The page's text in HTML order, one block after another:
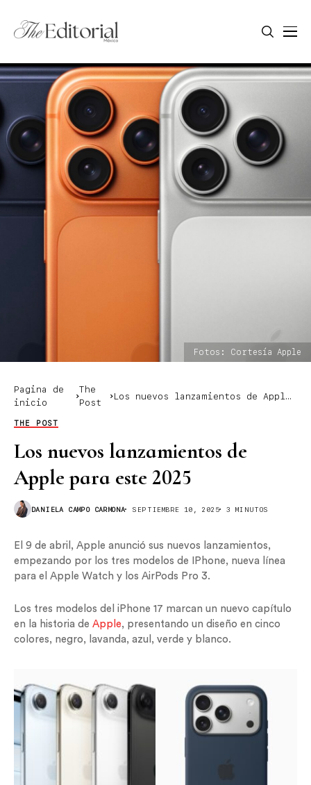
Fotos: Cortesía Apple
Pagina de
inicio
The
Post
Los nuevos lanzamientos de Apple
THE POST
Los nuevos lanzamientos de
Apple para este 2025
DANIELA CAMPO CARMONA SEPTIEMBRE 10, 2025 3 MINUTOS
El 9 de abril, Apple anunció sus nuevos lanzamientos,
empezando por los tres modelos de IPhone, nueva línea
para el Apple Watch y los AirPods Pro 3.
Los tres modelos del iPhone 17 marcan un nuevo capítulo
en la historia de Apple, presentando un diseño en cinco
colores, negro, lavanda, azul, verde y blanco.